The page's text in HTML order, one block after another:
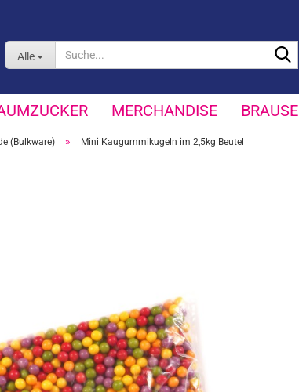
Alle
MERCHANDISE BRAUSE
(Bulkware) » Mini Kaugummikugeln im 2,5kg Beutel